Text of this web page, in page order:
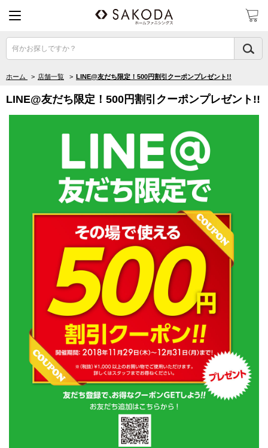
何かお探しですか？
ホーム > 店舗一覧 > LINE@友だち限定！500円割引クーポンプレゼント!!
LINE@友だち限定！500円割引クーポンプレゼント!!